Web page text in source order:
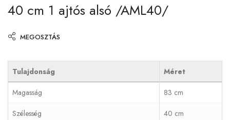
40 cm 1 ajtós alsó /AML40/
MEGOSZTÁS
Tulajdonság Méret
Magasság 83 cm
Szélesség 40 cm